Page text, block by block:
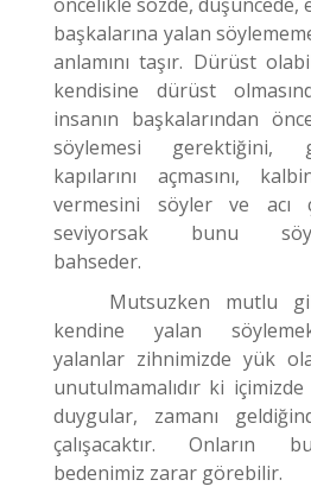
başkalarına yalan
anlamını taşır. Dürüst
kendisine dürüst
insanın başkalarından
söylemesi gerektiğini,
kapılarını açmasını,
vermesini söyler ve acı
seviyorsak bunu
bahseder.
Mutsuzken mutlu
kendine yalan
yalanlar zihnimizde yük
unutulmamalıdır ki
duygular, zamanı
çalışacaktır. Onların
bedenimiz zarar görebilir.